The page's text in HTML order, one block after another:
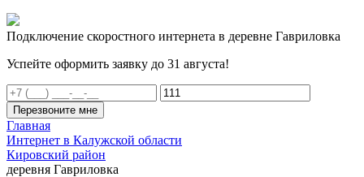
Подключение скоростного интернета в деревне Гавриловка
Успейте оформить заявку до 31 августа!
Перезвоните мне
Главная
Интернет в Калужской области
Кировский район
деревня Гавриловка